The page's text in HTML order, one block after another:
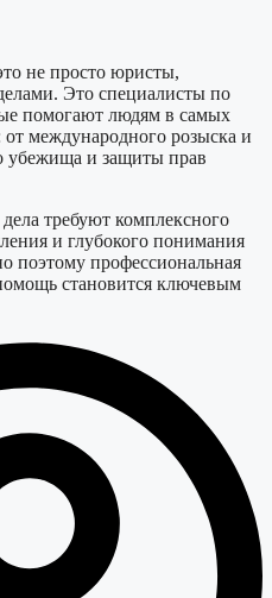
не просто юристы,
Это специалисты по
помогают людям в самых
международного розыска и
убежища и защиты прав
требуют комплексного
и глубокого понимания
поэтому профессиональная
становится ключевым